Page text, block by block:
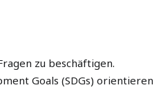
zu beschäftigen.
Goals (SDGs) orientieren